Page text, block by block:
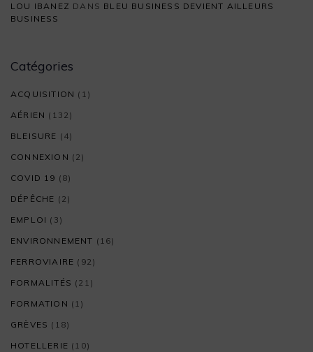
LOU IBANEZ DANS BLEU BUSINESS DEVIENT AILLEURS
BUSINESS
Catégories
ACQUISITION (1)
AÉRIEN (132)
BLEISURE (4)
CONNEXION (2)
COVID 19 (8)
DÉPÊCHE (2)
EMPLOI (3)
ENVIRONNEMENT (16)
FERROVIAIRE (92)
FORMALITÉS (21)
FORMATION (1)
GRÈVES (18)
HOTELLERIE (10)